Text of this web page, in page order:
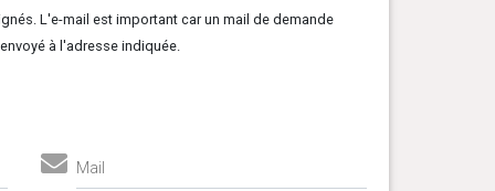
L'e-mail est important car un mail de demande
à l'adresse indiquée.
Mail